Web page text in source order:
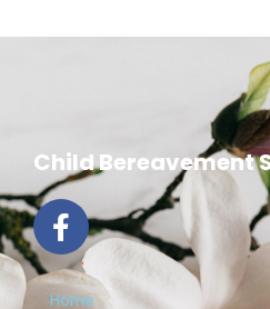
Child Bereavement
F
a
c
e
Home